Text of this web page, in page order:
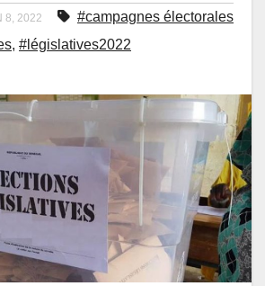
8, 2022
#campagnes électorales
, #législatives2022